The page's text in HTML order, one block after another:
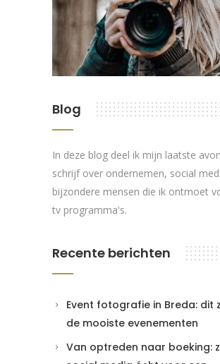
Blog
In deze blog deel ik mijn laatste
schrijf over ondernemen, social
bijzondere mensen die ik ontmoet
tv programma's.
Recente berichten
Event fotografie in Breda: dit
de mooiste evenementen
Van optreden naar boeking: